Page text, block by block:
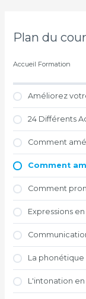
Plan du
Accueil Formation
Améliorez
24 Différents
Comment
Comment
Comment
Expressions
La phonétique
L'intonation en